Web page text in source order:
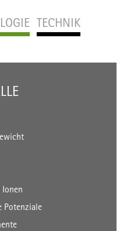
TECHNIK
Potenziale